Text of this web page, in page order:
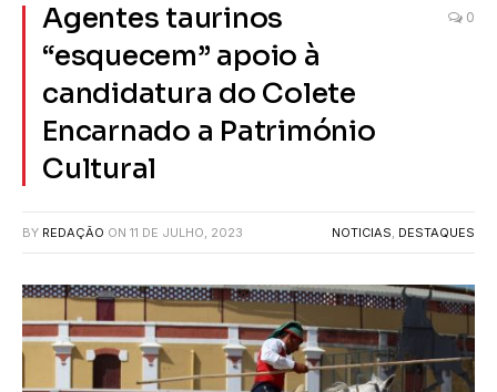
Agentes taurinos
“esquecem” apoio à
candidatura do Colete
Encarnado a Património
Cultural
0
BY REDAÇÃO ON 11 DE JULHO, 2023 NOTICIAS, DESTAQUES